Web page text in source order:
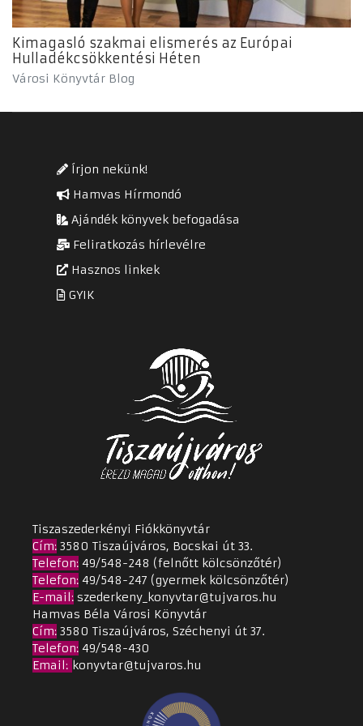
Kimagasló szakmai elismerés az Európai
Hulladékcsökkentési Héten
Városi Könyvtár Blog
Írjon nekünk!
Hamvas Hírmondó
Ajándék könyvek befogadása
Feliratkozás hírlevélre
Hasznos linkek
GYIK
Tiszaszederkényi Fiókkönyvtár
Cím: 3580 Tiszaújváros, Bocskai út 33.
Telefon: 49/548-248 (felnőtt kölcsönzőtér)
Telefon: 49/548-247 (gyermek kölcsönzőtér)
E-mail: szederkeny_konyvtar@tujvaros.hu
Hamvas Béla Városi Könyvtár
Cím: 3580 Tiszaújváros, Széchenyi út 37.
Telefon: 49/548-430
Email: konyvtar@tujvaros.hu